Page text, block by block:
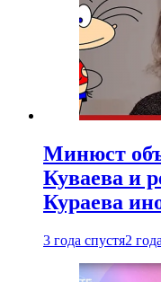
Минюст
Куваева и
Кураева
3 года спустя2